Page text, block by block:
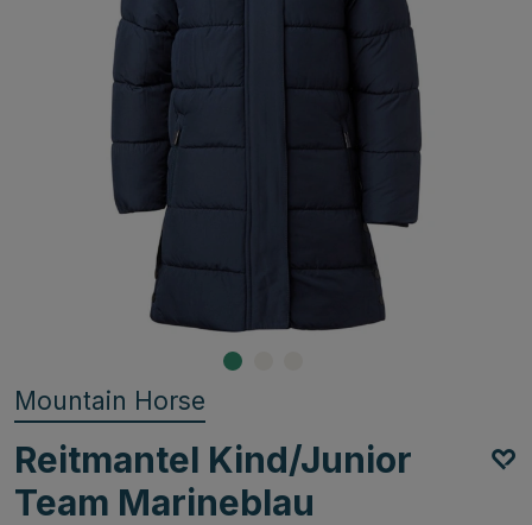
Mountain Horse
Reitmantel Kind/Junior
Team Marineblau